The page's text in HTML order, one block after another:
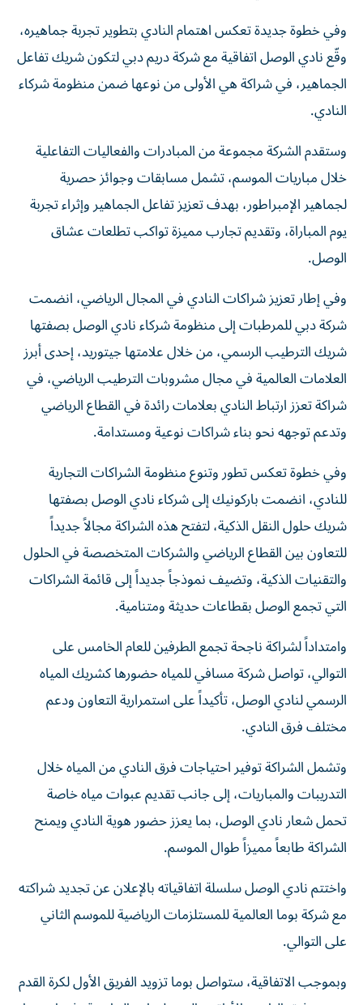
وفي خطوة جديدة تعكس اهتمام النادي بتطوير تجربة جماهيره،
وقّع نادي الوصل اتفاقية مع شركة دريم دبي لتكون شريك تفاعل
الجماهير، في شراكة هي الأولى من نوعها ضمن منظومة شركاء
النادي.
وستقدم الشركة مجموعة من المبادرات والفعاليات التفاعلية
خلال مباريات الموسم، تشمل مسابقات وجوائز حصرية
لجماهير الإمبراطور، بهدف تعزيز تفاعل الجماهير وإثراء تجربة
يوم المباراة، وتقديم تجارب مميزة تواكب تطلعات عشاق
الوصل.
وفي إطار تعزيز شراكات النادي في المجال الرياضي، انضمت
شركة دبي للمرطبات إلى منظومة شركاء نادي الوصل بصفتها
شريك الترطيب الرسمي، من خلال علامتها جيتوريد، إحدى أبرز
العلامات العالمية في مجال مشروبات الترطيب الرياضي، في
شراكة تعزز ارتباط النادي بعلامات رائدة في القطاع الرياضي
وتدعم توجهه نحو بناء شراكات نوعية ومستدامة.
وفي خطوة تعكس تطور وتنوع منظومة الشراكات التجارية
للنادي، انضمت باركونيك إلى شركاء نادي الوصل بصفتها
شريك حلول النقل الذكية، لتفتح هذه الشراكة مجالاً جديداً
للتعاون بين القطاع الرياضي والشركات المتخصصة في الحلول
والتقنيات الذكية، وتضيف نموذجاً جديداً إلى قائمة الشراكات
التي تجمع الوصل بقطاعات حديثة ومتنامية.
وامتداداً لشراكة ناجحة تجمع الطرفين للعام الخامس على
التوالي، تواصل شركة مسافي للمياه حضورها كشريك المياه
الرسمي لنادي الوصل، تأكيداً على استمرارية التعاون ودعم
مختلف فرق النادي.
وتشمل الشراكة توفير احتياجات فرق النادي من المياه خلال
التدريبات والمباريات، إلى جانب تقديم عبوات مياه خاصة
تحمل شعار نادي الوصل، بما يعزز حضور هوية النادي ويمنح
الشراكة طابعاً مميزاً طوال الموسم.
واختتم نادي الوصل سلسلة اتفاقياته بالإعلان عن تجديد شراكته
مع شركة بوما العالمية للمستلزمات الرياضية للموسم الثاني
على التوالي.
وبموجب الاتفاقية، ستواصل بوما تزويد الفريق الأول لكرة القدم